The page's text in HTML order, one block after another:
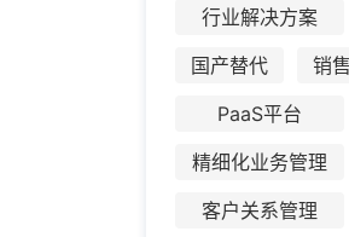
行业解决方案
国产替代
销
PaaS平台
精细化业务管理
客户关系管理